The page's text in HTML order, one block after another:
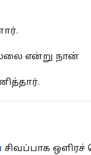
என்று நான்
சிவப்பாக ஒளிரச்